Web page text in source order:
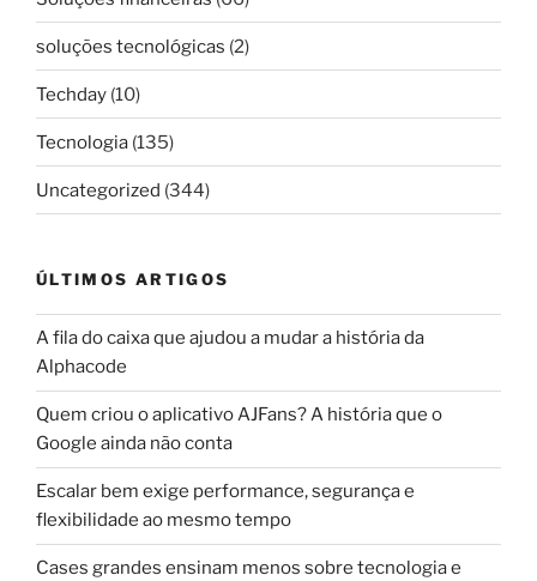
soluções tecnológicas (2)
Techday (10)
Tecnologia (135)
Uncategorized (344)
ÚLTIMOS ARTIGOS
A fila do caixa que ajudou a mudar a história da
Alphacode
Quem criou o aplicativo AJFans? A história que o
Google ainda não conta
Escalar bem exige performance, segurança e
flexibilidade ao mesmo tempo
Cases grandes ensinam menos sobre tecnologia e